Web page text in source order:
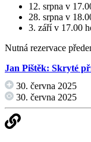
12. srpna v
28. srpna v
3. září v 17.00
Nutná rezervace
Jan Pištěk: Skryté
30. června 2025
30. června 2025